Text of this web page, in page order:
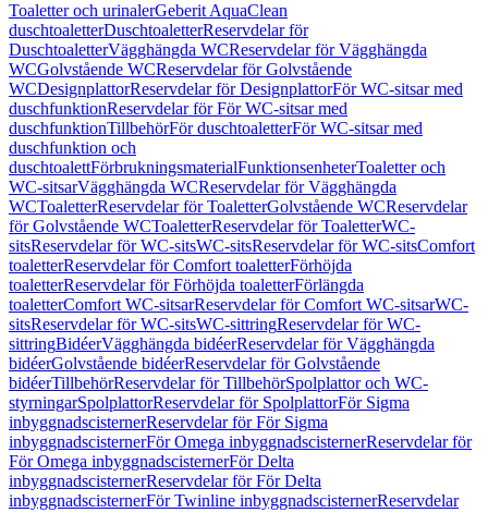
Toaletter och urinalerGeberit AquaClean
duschtoaletterDuschtoaletterReservdelar för
DuschtoaletterVägghängda WCReservdelar för Vägghängda
WCGolvstående WCReservdelar för Golvstående
WCDesignplattorReservdelar för DesignplattorFör WC-sitsar med
duschfunktionReservdelar för För WC-sitsar med
duschfunktionTillbehörFör duschtoaletterFör WC-sitsar med
duschfunktion och
duschtoalettFörbrukningsmaterialFunktionsenheterToaletter och
WC-sitsarVägghängda WCReservdelar för Vägghängda
WCToaletterReservdelar för ToaletterGolvstående WCReservdelar
för Golvstående WCToaletterReservdelar för ToaletterWC-
sitsReservdelar för WC-sitsWC-sitsReservdelar för WC-sitsComfort
toaletterReservdelar för Comfort toaletterFörhöjda
toaletterReservdelar för Förhöjda toaletterFörlängda
toaletterComfort WC-sitsarReservdelar för Comfort WC-sitsarWC-
sitsReservdelar för WC-sitsWC-sittringReservdelar för WC-
sittringBidéerVägghängda bidéerReservdelar för Vägghängda
bidéerGolvstående bidéerReservdelar för Golvstående
bidéerTillbehörReservdelar för TillbehörSpolplattor och WC-
styrningarSpolplattorReservdelar för SpolplattorFör Sigma
inbyggnadscisternerReservdelar för För Sigma
inbyggnadscisternerFör Omega inbyggnadscisternerReservdelar för
För Omega inbyggnadscisternerFör Delta
inbyggnadscisternerReservdelar för För Delta
inbyggnadscisternerFör Twinline inbyggnadscisternerReservdelar